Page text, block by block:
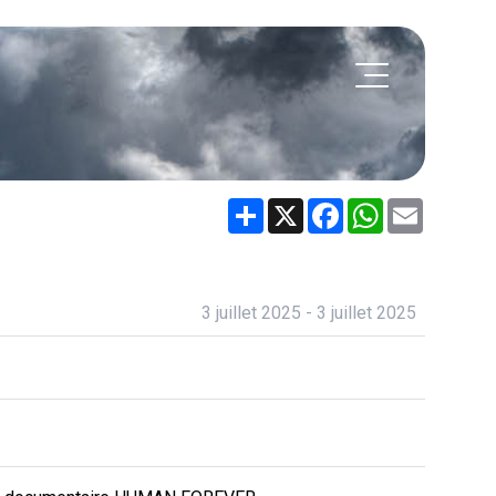
Share X FacebookWhatsApp
3 juillet 2025 - 3 juillet 2025